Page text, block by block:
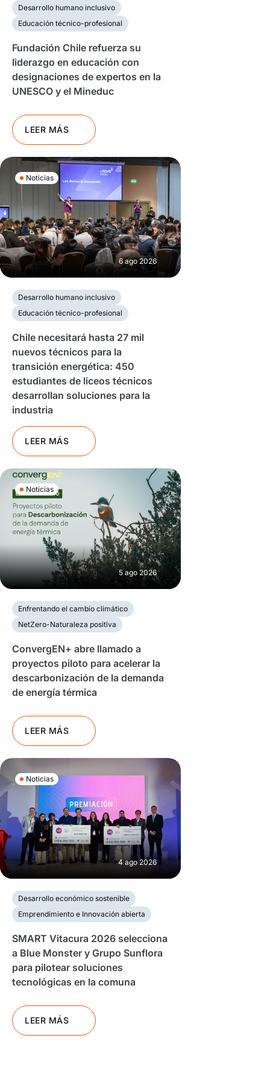
Desarrollo humano inclusivo
Educación técnico-profesional
Fundación Chile refuerza su
liderazgo en educación con
designaciones de expertos en la
UNESCO y el Mineduc
LEER MÁS
Noticias
6 ago 2026
Desarrollo humano inclusivo
Educación técnico-profesional
Chile necesitará hasta 27 mil
nuevos técnicos para la
transición energética: 450
estudiantes de liceos técnicos
desarrollan soluciones para la
industria
LEER MÁS
Noticias
5 ago 2026
Enfrentando el cambio climático
NetZero-Naturaleza positiva
ConvergEN+ abre llamado a
proyectos piloto para acelerar la
descarbonización de la demanda
de energía térmica
LEER MÁS
Noticias
4 ago 2026
Desarrollo económico sostenible
Emprendimiento e Innovación abierta
SMART Vitacura 2026 selecciona
a Blue Monster y Grupo Sunflora
para pilotear soluciones
tecnológicas en la comuna
LEER MÁS